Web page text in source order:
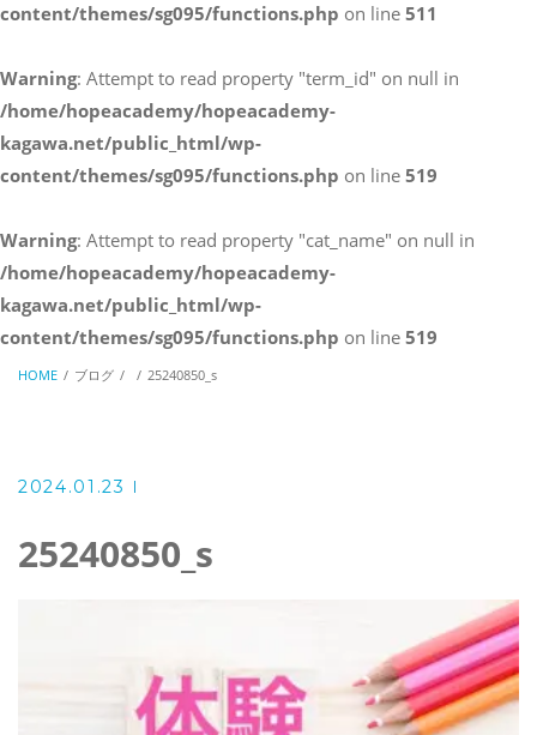
Webからのお問い合わせ
CONTACT
content/themes/sg095/functions.php on line 511
Warning: Attempt to read property "term_id" on null in
/home/hopeacademy/hopeacademy-
kagawa.net/public_html/wp-
content/themes/sg095/functions.php on line 519
Warning: Attempt to read property "cat_name" on null in
/home/hopeacademy/hopeacademy-
kagawa.net/public_html/wp-
content/themes/sg095/functions.php on line 519
HOME ブログ 25240850_s
2024.01.23
25240850_s